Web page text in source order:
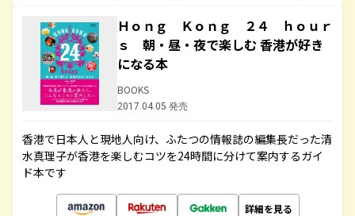
Ｈｏｎｇ Ｋｏｎｇ ２４ ｈｏｕｒ
ｓ 朝・昼・夜で楽しむ 香港が好き
になる本
BOOKS
2017.04.05 発売
香港で日本人と現地人向け、ふたつの情報誌の編集長だった清
水真理子が香港を楽しむコツを24時間に分けて案内するガイ
ド本です
詳細を見る